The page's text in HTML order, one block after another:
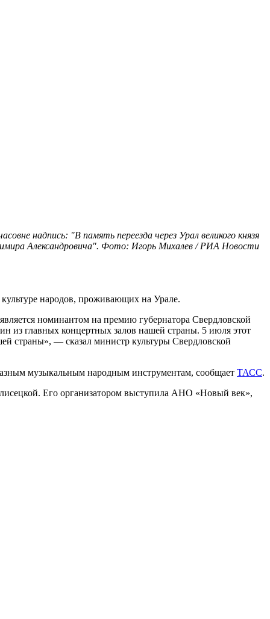
надпись: "В память переезда через Урал великого князя
Александровича". Фото: Игорь Михалев / РИА Новости
культуре народов, проживающих на Урале.
номинантом на премию губернатора Свердловской
из главных концертных залов нашей страны. 5 июля этот
страны», — сказал министр культуры Свердловской
музыкальным народным инструментам, сообщает ТАСС.
Его организатором выступила АНО «Новый век»,